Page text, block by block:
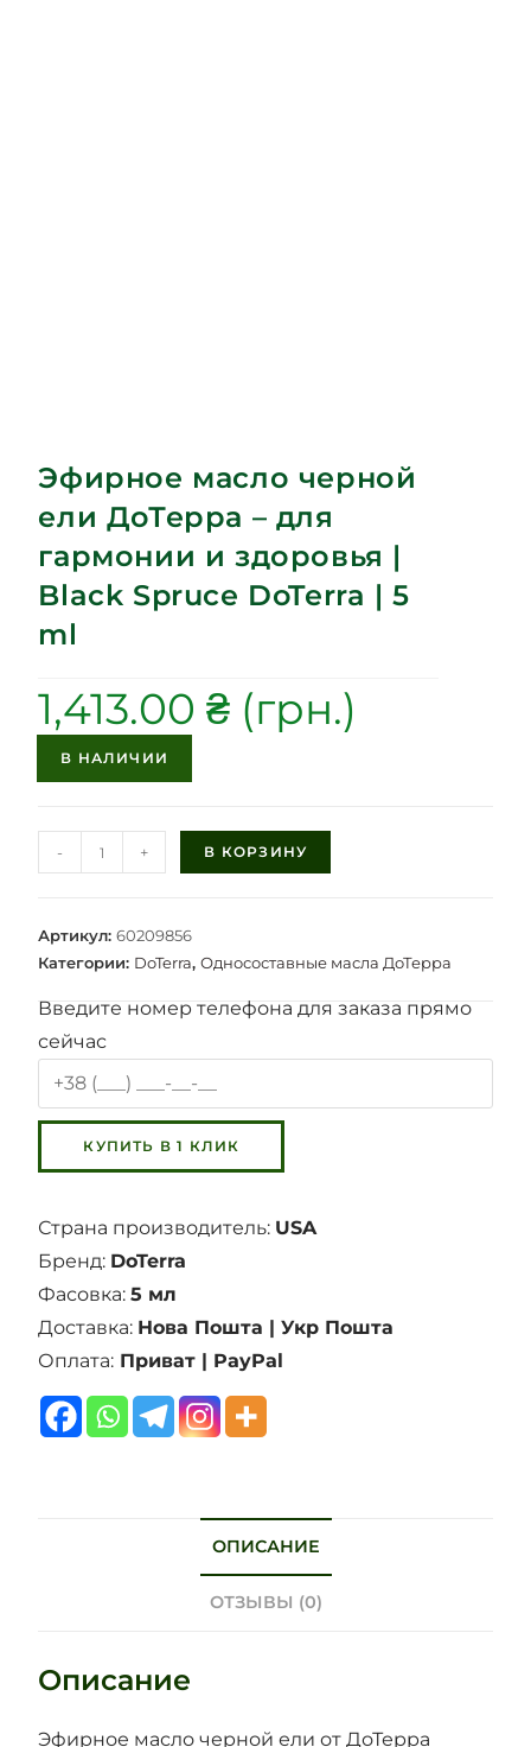
Эфирное масло черной
ели ДоТерра – для
гармонии и здоровья |
Black Spruce DoTerra | 5
ml
1,413.00₴
В НАЛИЧИИ
- + В КОРЗИНУ
Артикул:60209856
Категории: DoTerra,Односоставные масла ДоТерра
Введите номер телефона для заказа прямо
сейчас
Страна производитель: USA
Бренд: DoTerra
Фасовка:5 мл
Доставка: Нова Пошта | Укр Пошта
Оплата: Приват | PayPal
ОПИСАНИЕ
ОТЗЫВЫ (0)
Описание
Эфирное масло черной ели от ДоТерра